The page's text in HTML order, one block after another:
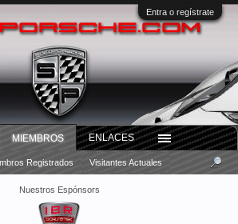
Entra o regístrate
Nuestros Espónsors
MIEMBROS
Registrados Visitantes Actuales
ENLACES